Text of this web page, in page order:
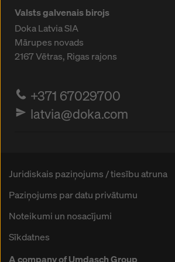
Valsts galvenais birojs
Doka Latvia SIA
Mārupes novads
2167Vētras, Rigas rajons
+371 67029700
latvia@doka.com
Juridiskais paziņojums / tiesību atruna
Paziņojums par datu privātumu
Noteikumi un nosacījumi
Sīkdatnes
A company of Umdasch Group
izmantojot attiecīgos izvēles rūtiņas.
savu piekrišanu jebkurā laikā ar
bez iemesla norādīšanas, noklikšķinot
iestatījumusšīs vietnes apakšā.
mūsu privātuma politikā. Mēs
atlasīt sīkfailus (paplašināti sīkfailu